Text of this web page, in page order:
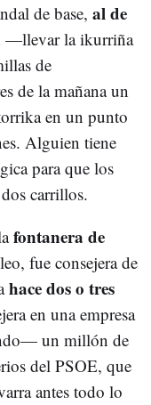
de base, al de
—llevar la ikurriña
de
de la mañana un
en un punto
Alguien tiene
para que los
carrillos.
fontanera de
fue consejera de
hace dos o tres
en una empresa
un millón de
del PSOE, que
antes todo lo